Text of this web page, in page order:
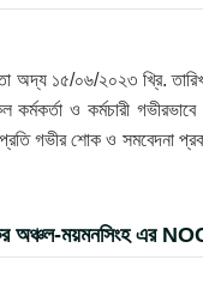
অদ্য ১৫/০৬/২০২৩ খ্রি.
ও কর্মচারী
গভীর শোক ও সমবেদনা
অঞ্চল-ময়মনসিংহ এর